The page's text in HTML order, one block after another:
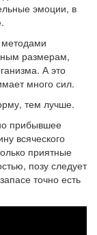
эмоции, в
размерам,
А это
много сил.
тем лучше.
прибывшее
всяческого
приятные
позу следует
точно есть